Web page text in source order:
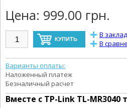
Цена: 999.00 грн.
В
В
Варианты оплаты:
Наложенный платеж
Безналичный расчет
Вместе с TP-Link TL-MR3040